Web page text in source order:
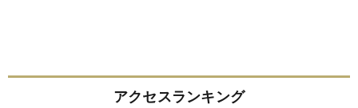
アクセスランキング